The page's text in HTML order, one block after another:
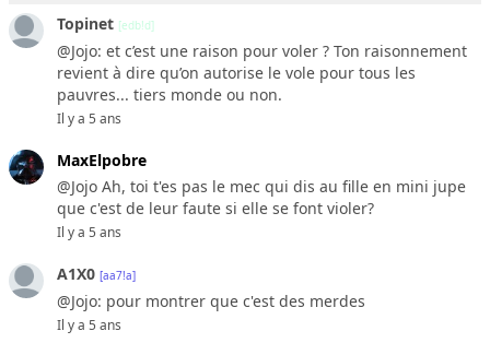
Topinet [edb!d]
@Jojo: et c’est une raison pour voler ? Ton raisonnement
revient à dire qu’on autorise le vole pour tous les
pauvres... tiers monde ou non.
Il y a 5 ans
MaxElpobre
@Jojo Ah, toi t'es pas le mec qui dis au fille en mini jupe
que c'est de leur faute si elle se font violer?
Il y a 5 ans
A1X0 [aa7!a]
@Jojo: pour montrer que c'est des merdes
Il y a 5 ans